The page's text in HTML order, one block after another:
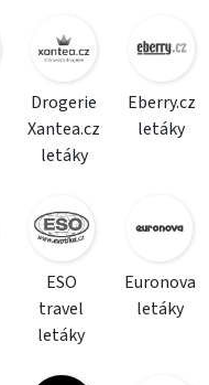
Drogerie
Xantea.cz
letáky
Eberry.cz
letáky
ESO
travel
letáky
Euronova
letáky